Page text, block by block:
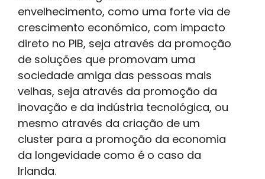
envelhecimento, como uma forte via de
crescimento económico, com impacto
direto no PIB, seja através da promoção
de soluções que promovam uma
sociedade amiga das pessoas mais
velhas, seja através da promoção da
inovação e da indústria tecnológica, ou
mesmo através da criação de um
cluster para a promoção da economia
da longevidade como é o caso da
Irlanda.